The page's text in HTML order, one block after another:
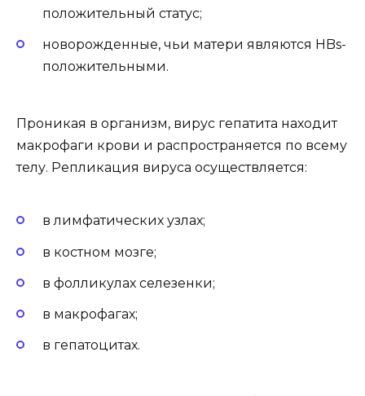
положительный статус;
новорожденные, чьи матери являются HBs-
положительными.
Проникая в организм, вирус гепатита находит
макрофаги крови и распространяется по всему
телу. Репликация вируса осуществляется:
в лимфатических узлах;
в костном мозге;
в фолликулах селезенки;
в макрофагах;
в гепатоцитах.